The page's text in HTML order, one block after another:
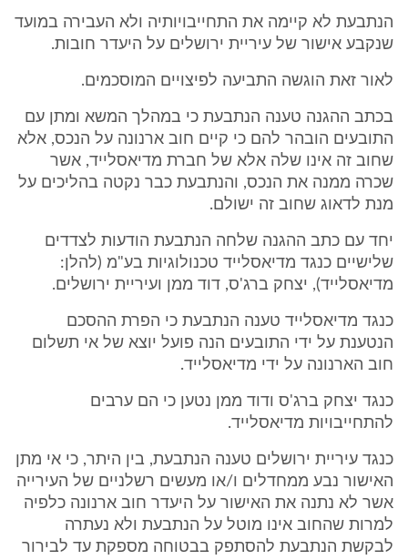
הנתבעת לא קיימה את התחייבויותיה ולא העבירה במועד
שנקבע אישור של עיריית ירושלים על היעדר חובות.
לאור זאת הוגשה התביעה לפיצויים המוסכמים.
בכתב ההגנה טענה הנתבעת כי במהלך המשא ומתן עם
התובעים הובהר להם כי קיים חוב ארנונה על הנכס, אלא
שחוב זה אינו שלה אלא של חברת מדיאסלייד, אשר
שכרה ממנה את הנכס, והנתבעת כבר נקטה בהליכים על
מנת לדאוג שחוב זה ישולם.
יחד עם כתב ההגנה שלחה הנתבעת הודעות לצדדים
שלישיים כנגד מדיאסלייד טכנולוגיות בע"מ (להלן:
מדיאסלייד), יצחק ברג'ס, דוד ממן ועיריית ירושלים.
כנגד מדיאסלייד טענה הנתבעת כי הפרת ההסכם
הנטענת על ידי התובעים הנה פועל יוצא של אי תשלום
חוב הארנונה על ידי מדיאסלייד.
כנגד יצחק ברג'ס ודוד ממן נטען כי הם ערבים
להתחייבויות מדיאסלייד.
כנגד עיריית ירושלים טענה הנתבעת, בין היתר, כי אי מתן
האישור נבע ממחדלים ו/או מעשים רשלניים של העירייה
אשר לא נתנה את האישור על היעדר חוב ארנונה כלפיה
למרות שהחוב אינו מוטל על הנתבעת ולא נעתרה
לבקשת הנתבעת להסתפק בבטוחה מספקת עד לבירור